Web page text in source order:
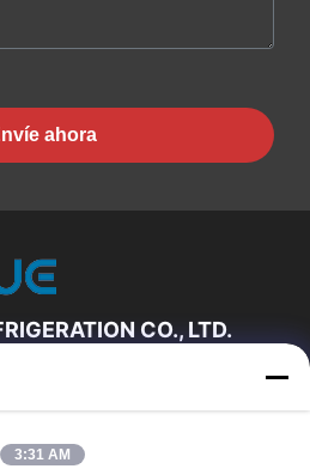
ahora
CO., LTD.
Sobre Nosotros
3:31 AM